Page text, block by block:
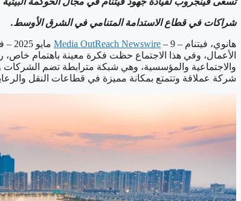
شراكات في قطاع الاستدامة المتنامي في الشرق الأوسط.
هانوي، فيتنام – Media OutReach Newswire
–
الأعمال، وفي هذا الاجتماع حظت فكرة معينة باهتمام خاص،
والاجتماعية والمؤسسية، وهي شبكة مترابطة تضم الشركات
شركة عملاقة وتتمتع بمكانة مميزة في قطاعات النقل